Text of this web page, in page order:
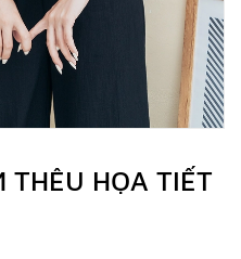
THÊU HỌA TIẾT